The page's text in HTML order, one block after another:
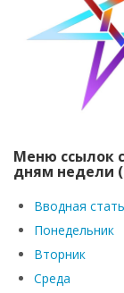
Меню ссылок
дням недели
Вводная
Понедельник
Вторник
Среда